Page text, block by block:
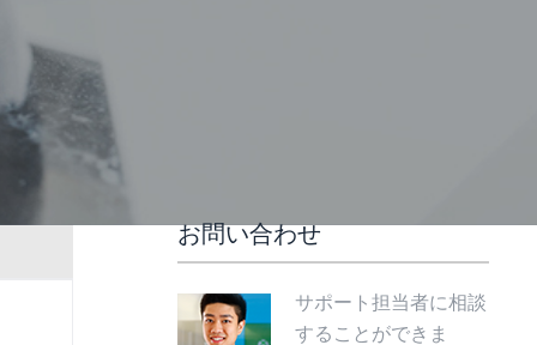
お問い合わせ
サポート担当者に相談
することができま